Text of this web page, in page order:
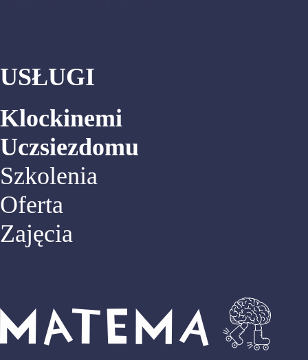
USŁUGI
Klockinemi
Uczsiezdomu
Szkolenia
Oferta
Zajęcia